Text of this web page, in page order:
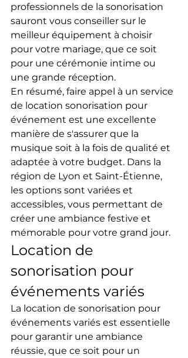
professionnels de la sonorisation
sauront vous conseiller sur le
meilleur équipement à choisir
pour votre mariage, que ce soit
pour une cérémonie intime ou
une grande réception.
En résumé, faire appel à un service
de location sonorisation pour
événement est une excellente
manière de s'assurer que la
musique soit à la fois de qualité et
adaptée à votre budget. Dans la
région de Lyon et Saint-Étienne,
les options sont variées et
accessibles, vous permettant de
créer une ambiance festive et
mémorable pour votre grand jour.
Location de
sonorisation pour
événements variés
La location de sonorisation pour
événements variés est essentielle
pour garantir une ambiance
réussie, que ce soit pour un